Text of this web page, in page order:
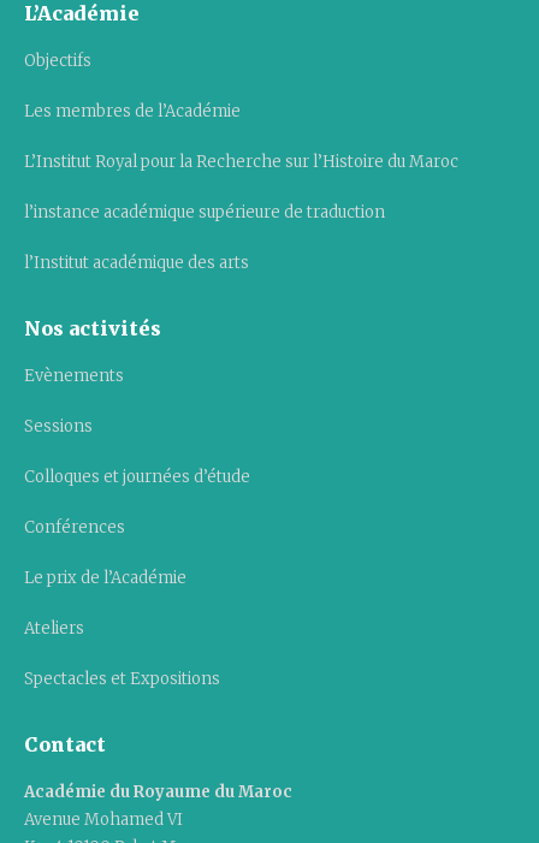
L’Académie
Objectifs
Les membres de l’Académie
L’Institut Royal pour la Recherche sur l’Histoire du Maroc
l’instance académique supérieure de traduction
l’Institut académique des arts
Nos activités
Evènements
Sessions
Colloques et journées d’étude
Conférences
Le prix de l’Académie
Ateliers
Spectacles et Expositions
Contact
Académie du Royaume du Maroc
Avenue Mohamed VI